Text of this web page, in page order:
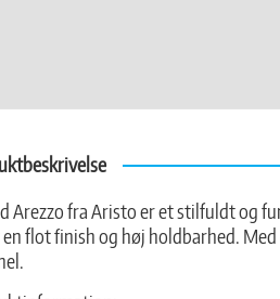
Arezzo fra Aristo er et stilfuldt og
flot finish og høj holdbarhed.